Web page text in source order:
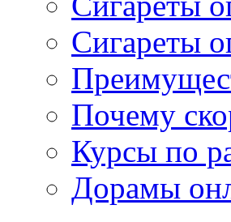
Сигареты
Почему
Курсы по
Дорамы